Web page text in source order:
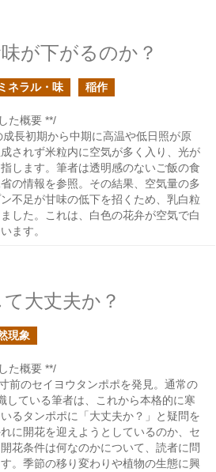
が下がるのか？
ネラル・味 稲作
た概要 **/
成長初期から中期に高温や低日照が原
されず米粒内に空気が多く入り、光が
します。筆者は透明感のないご飯の食
の情報を参照。その結果、空気量の多
不足が甘味の低下を招くため、乳白粒
した。これは、白色の花弁が空気で白
ます。
大丈夫か？
現象
た概要 **/
前のセイヨウタンポポを発見。通常の
している筆者は、これから本格的に寒
るタンポポに「大丈夫か？」と疑問を
に開花を迎えようとしているのか、セ
花条件は何なのかについて、読者に問
。季節の移り変わりや植物の生態に興